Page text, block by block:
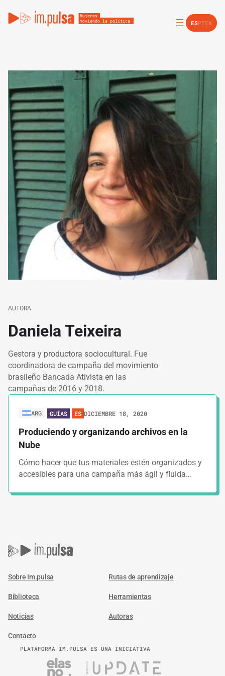
ESPTEN
AUTORA
Daniela Teixeira
Gestora y productora sociocultural. Fue
coordinadora de campaña del movimiento
brasileño Bancada Ativista en las
campañas de 2016 y 2018.
ARG GUÍAS ES DICIEMBRE 18, 2020
Produciendo y organizando archivos en la
Nube
Cómo hacer que tus materiales estén organizados y
accesibles para una campaña más ágil y fluida…
Sobre Im.pulsa Rutas de aprendizaje
Biblioteca Herramientas
Noticias Autoras
Contacto
PLATAFORMA IM.PULSA ES UNA INICIATIVA